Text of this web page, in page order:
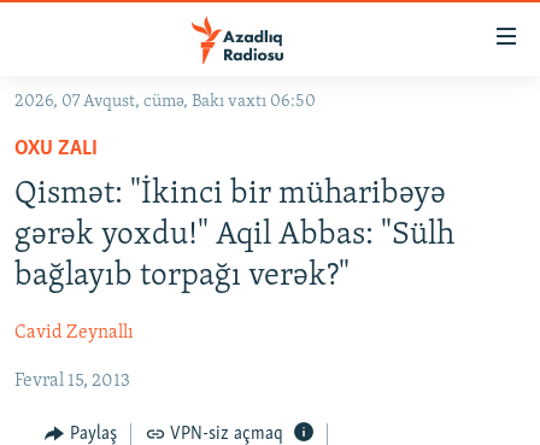
Əsas
qayıt
Əsas
naviqasiyaya
qayıt
Axtarışa
KORRUPSIOMETR
#ƏSLINDƏ
QANUNI DOĞRU
ARAŞDIRMA
MULTIMEDIA
2026, 07 Avqust, cümə, Bakı vaxtı 06:50
OXU ZALI
Qismət: "İkinci bir müharibəyə
gərək yoxdu!" Aqil Abbas: "Sülh
bağlayıb torpağı verək?"
Cavid Zeynallı
Fevral 15, 2013
Paylaş VPN-siz açmaq